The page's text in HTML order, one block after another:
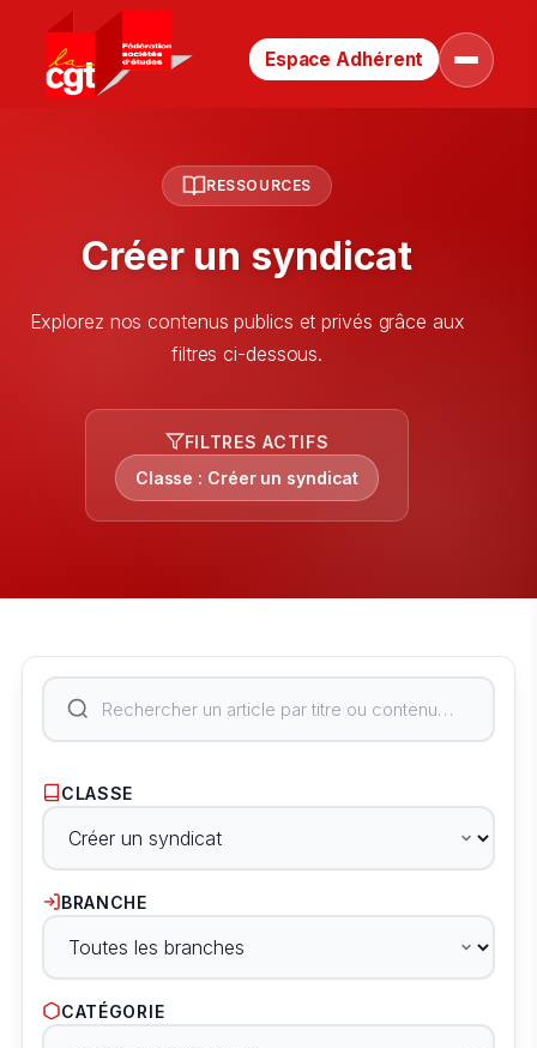
Retour
Espace Adhérent
Ouvrir
le
RESSOURCES
Créer un syndicat
Explorez nos contenus publics et privés grâce aux
filtres ci-dessous.
FILTRES ACTIFS
Classe : Créer un syndicat
CLASSE
BRANCHE
CATÉGORIE